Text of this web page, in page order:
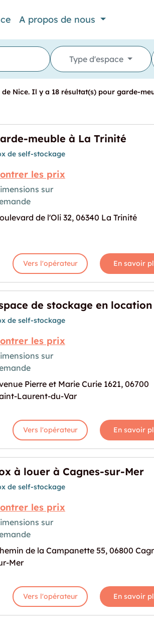
A propos de nous
Type d'espace
Nice. Il y a 18 résultat(s) pour garde-
Trinité" pour "Garde-meuble à La
meuble à La Trinité
de self-stockage
les prix
sur
de l'Oli 32, 06340 La Trinité
Vers l'opérateur En savoir
en location à Saint-Laurent-du-
pour "Espace de
de self-stockage
les prix
sur
Pierre et Marie Curie 1621, 06700
Laurent-du-Var
Vers l'opérateur En savoir
sur-Mer"pour "box à louer à
à louer à Cagnes-sur-Mer
de self-stockage
les prix
sur
de la Campanette 55, 06800
Mer
Vers l'opérateur En savoir